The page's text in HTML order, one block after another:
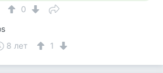
0
8 лет 1